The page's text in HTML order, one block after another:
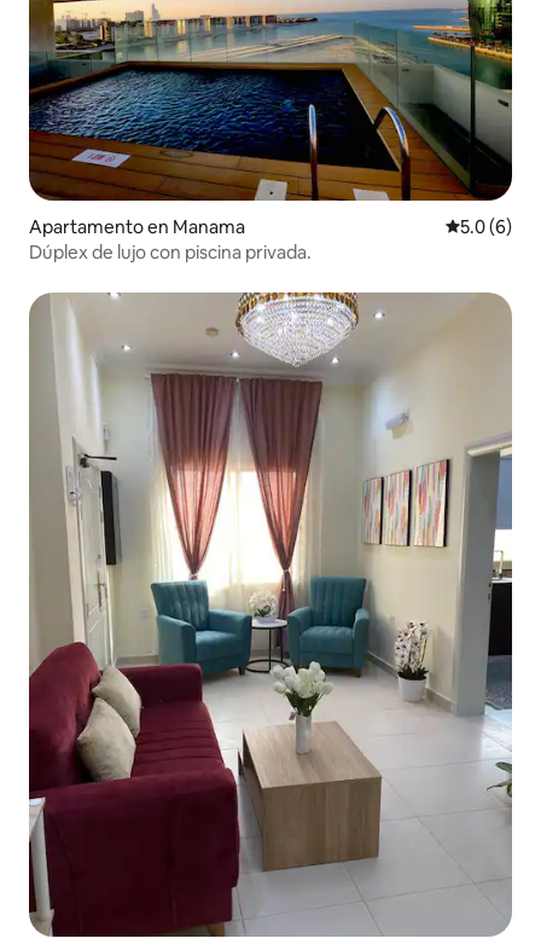
Apartamento en Manama
5.0 (6)
Dúplex de lujo con piscina privada.